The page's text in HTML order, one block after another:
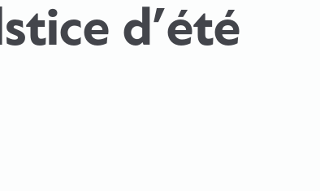
d’été